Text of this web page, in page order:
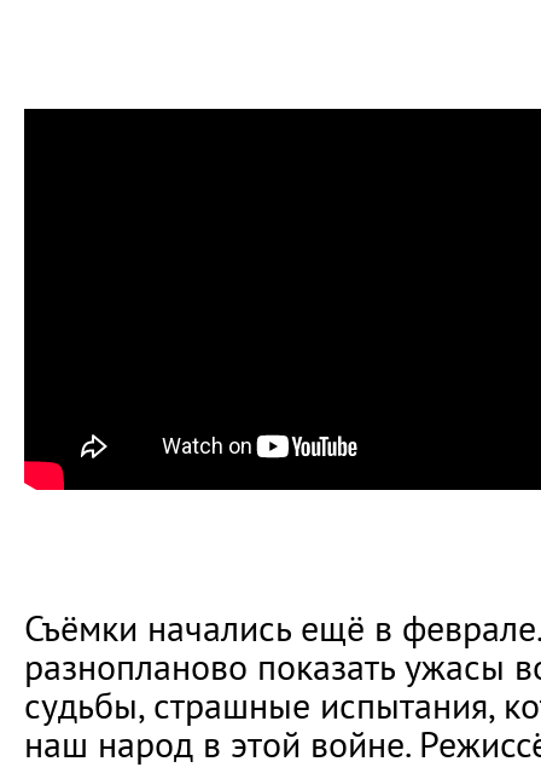
Съёмки начались ещё в
разнопланово показать ужасы
судьбы, страшные испытания,
наш народ в этой войне.